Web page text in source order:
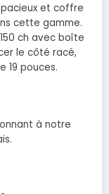
et coffre
cette gamme.
ch avec boîte
le côté racé,
19 pouces.
à notre